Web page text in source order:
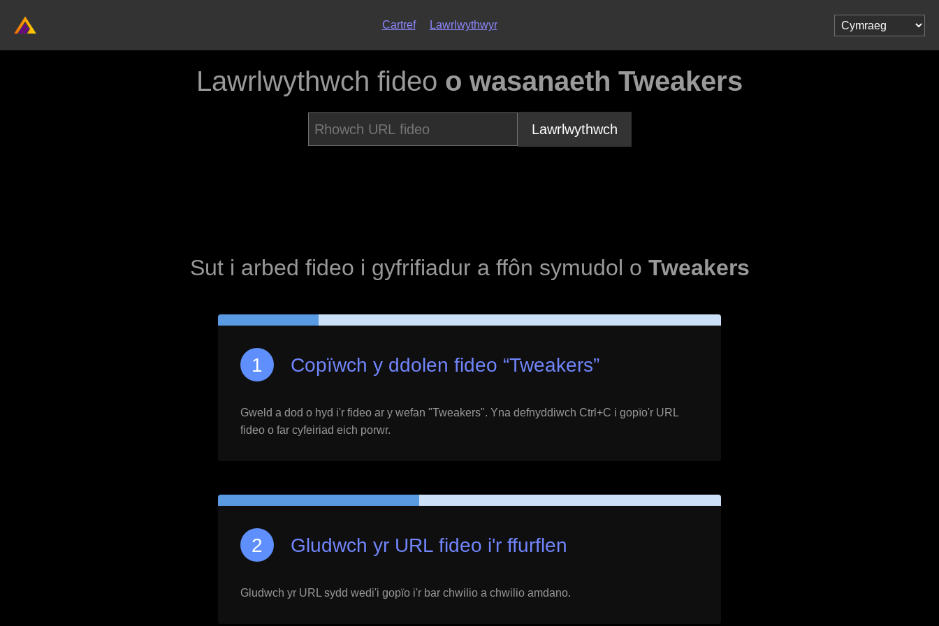
Cartref Lawrlwythwyr
Lawrlwythwch fideo o wasanaeth Tweakers
Lawrlwythwch
Sut i arbed fideo i gyfrifiadur a ffôn symudol o Tweakers
Copïwch y ddolen fideo “Tweakers”
Gweld a dod o hyd i'r fideo ar y wefan "Tweakers". Yna defnyddiwch Ctrl+C i gopïo'r URL
fideo o far cyfeiriad eich porwr.
Gludwch yr URL fideo i'r ffurflen
Gludwch yr URL sydd wedi'i gopïo i'r bar chwilio a chwilio amdano.